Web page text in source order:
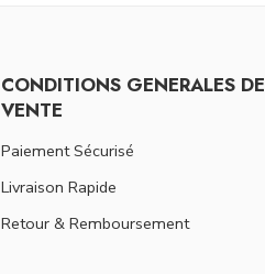
CONDITIONS GENERALES DE
VENTE
Paiement Sécurisé
Livraison Rapide
Retour & Remboursement